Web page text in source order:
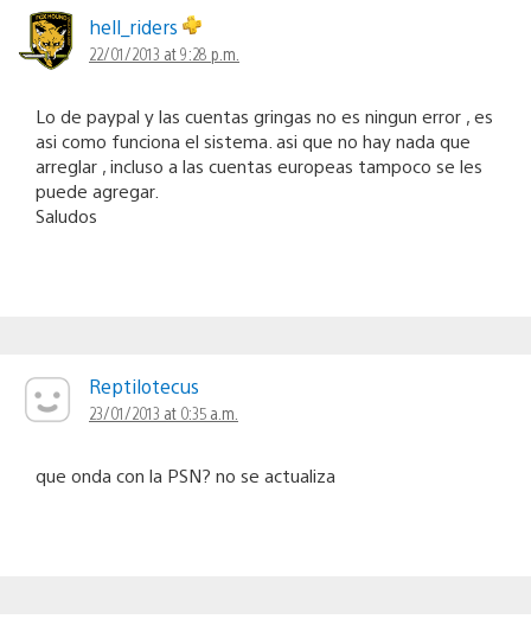
hell_riders
22/01/2013 at 9:28 p.m.
Lo de paypal y las cuentas gringas no es ningun error , es
asi como funciona el sistema. asi que no hay nada que
arreglar , incluso a las cuentas europeas tampoco se les
puede agregar.
Saludos
Reptilotecus
23/01/2013 at 0:35 a.m.
que onda con la PSN? no se actualiza